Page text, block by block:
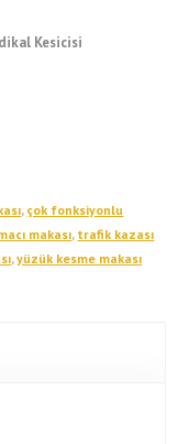
Kesicisi
, çok fonksiyonlu
makası, trafik kazası
,yüzük kesme makası